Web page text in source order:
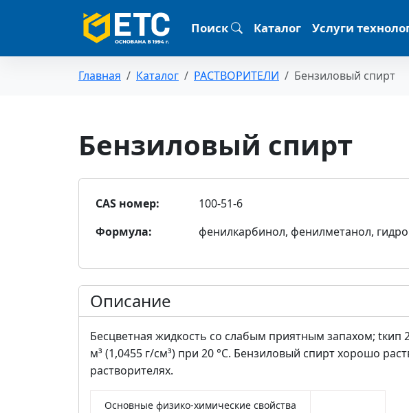
Поиск Каталог Услуги
Главная Каталог РАСТВОРИТЕЛИ Бензиловый спирт
Бензиловый спирт
CAS номер:
100-51-6
Формула:
фенилкарбинол, фенилметанол,
Описание
Бесцветная жидкость со слабым приятным запахом; tкип
м³ (1,0455 г/см³) при 20 °C. Бензиловый спирт хорошо
растворителях.
Основные физико-химические свойства